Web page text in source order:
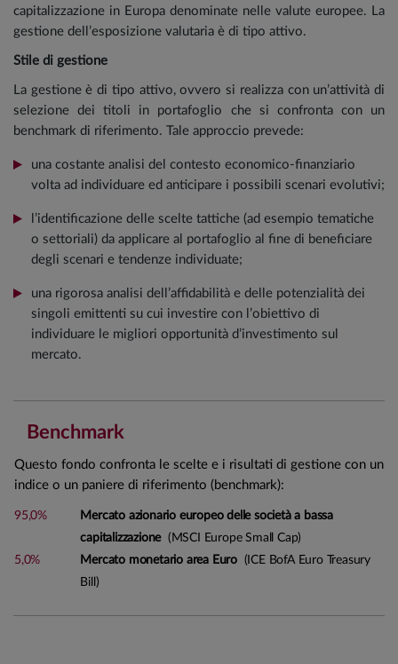
capitalizzazione in Europa denominate nelle valute europee. La
gestione dell’esposizione valutaria è di tipo attivo.
Stile di gestione
La gestione è di tipo attivo, ovvero si realizza con un’attività di
selezione dei titoli in portafoglio che si confronta con un
benchmark di riferimento. Tale approccio prevede:
una costante analisi del contesto economico-finanziario
volta ad individuare ed anticipare i possibili scenari evolutivi;
l’identificazione delle scelte tattiche (ad esempio tematiche
o settoriali) da applicare al portafoglio al fine di beneficiare
degli scenari e tendenze individuate;
una rigorosa analisi dell’affidabilità e delle potenzialità dei
singoli emittenti su cui investire con l’obiettivo di
individuare le migliori opportunità d’investimento sul
mercato.
Benchmark
Questo fondo confronta le scelte e i risultati di gestione con un
indice o un paniere di riferimento (benchmark):
95,0%
Mercato azionario europeo delle società a bassa
capitalizzazione(MSCI Europe Small Cap)
5,0%
Mercato monetario area Euro (ICE BofA Euro Treasury
Bill)